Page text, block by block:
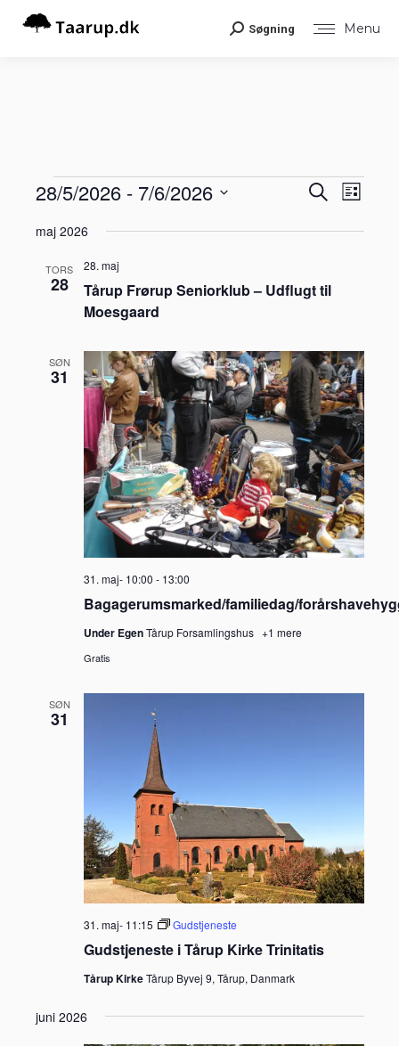
Menu
Search:
Søgning
Begivenheder
og
Søg
efter
Liste
28/5/2026 - 7/6/2026
maj 2026
TORS
28
Tårup Frørup Seniorklub – Udflugt til
Moesgaard
28. maj
SØN
31
Bagagerumsmarked/familiedag/
31. maj- 10:00 - 13:00
Under EgenTårup Forsamlingshus +1 mere
Gratis
SØN
31
Gudstjeneste i Tårup Kirke Trinitatis
31. maj- 11:15 Gudstjeneste
Tårup KirkeTårup Byvej 9, Tårup, Danmark
juni 2026